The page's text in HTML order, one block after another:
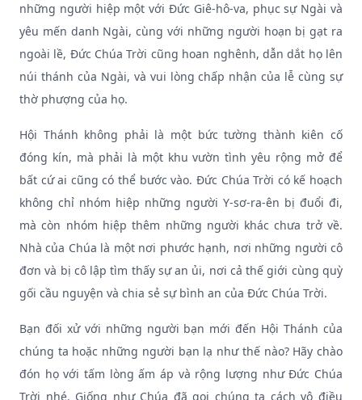
những người hiệp một với Đức Giê-hô-va, phục sự Ngài và
yêu mến danh Ngài, cùng với những người hoạn bị gạt ra
ngoài lề, Đức Chúa Trời cũng hoan nghênh, dẫn dắt họ lên
núi thánh của Ngài, và vui lòng chấp nhận của lễ cùng sự
thờ phượng của họ.
Hội Thánh không phải là một bức tường thành kiên cố
đóng kín, mà phải là một khu vườn tình yêu rộng mở để
bất cứ ai cũng có thể bước vào. Đức Chúa Trời có kế hoạch
không chỉ nhóm hiệp những người Y-sơ-ra-ên bị đuổi đi,
mà còn nhóm hiệp thêm những người khác chưa trở về.
Nhà của Chúa là một nơi phước hạnh, nơi những người cô
đơn và bị cô lập tìm thấy sự an ủi, nơi cả thế giới cùng quỳ
gối cầu nguyện và chia sẻ sự bình an của Đức Chúa Trời.
Bạn đối xử với những người bạn mới đến Hội Thánh của
chúng ta hoặc những người bạn lạ như thế nào? Hãy chào
đón họ với tấm lòng ấm áp và rộng lượng như Đức Chúa
Trời nhé. Giống như Chúa đã gọi chúng ta cách vô điều